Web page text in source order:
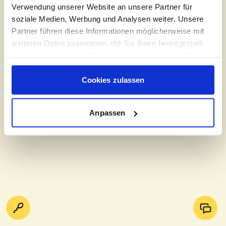
Verwendung unserer Website an unsere Partner für
soziale Medien, Werbung und Analysen weiter. Unsere
Partner führen diese Informationen möglicherweise mit
weiteren Daten zusammen, die Sie ihnen bereitgestellt
gesammelt haben
Cookies zulassen
Anpassen